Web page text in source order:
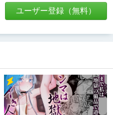
ユーザー登録（無料）